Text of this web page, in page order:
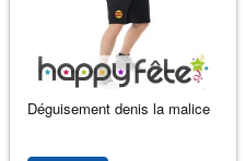
Déguisement denis la malice